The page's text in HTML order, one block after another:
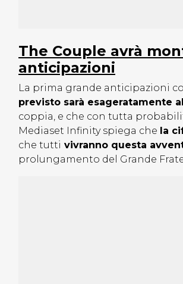
The Couple avrà
anticipazioni
La prima grande anticipazioni
previsto sarà esageratamente
coppia, e che con tutta
Mediaset Infinity spiega che la
che tutti vivranno questa
prolungamento del Grande